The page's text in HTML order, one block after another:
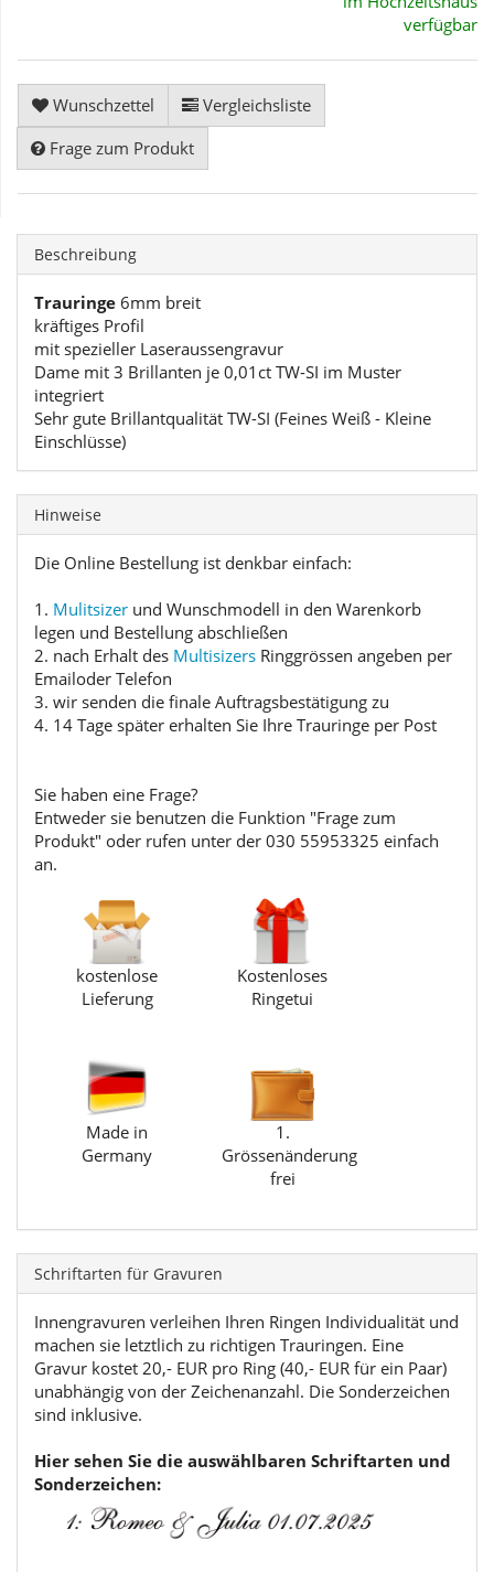
verfügbar
Wunschzettel
Vergleichsliste
Frage zum Produkt
Beschreibung
Trauringe 6mm breit
kräftiges Profil
mit spezieller Laseraussengravur
Dame mit 3 Brillanten je 0,01ct TW-SI im Muster
integriert
Sehr gute Brillantqualität TW-SI (Feines Weiß - Kleine
Einschlüsse)
Hinweise
Die Online Bestellung ist denkbar einfach:
1. Mulitsizer und Wunschmodell in den Warenkorb
legen und Bestellung abschließen
2. nach Erhalt des Multisizers Ringgrössen angeben per
Emailoder Telefon
3. wir senden die finale Auftragsbestätigung zu
4. 14 Tage später erhalten Sie Ihre Trauringe per Post
Sie haben eine Frage?
Entweder sie benutzen die Funktion "Frage zum
Produkt" oder rufen unter der 030 55953325 einfach
an.
kostenlose
Lieferung
Kostenloses
Ringetui
Made in
Germany
1.
Grössenänderung
frei
Schriftarten für Gravuren
Innengravuren verleihen Ihren Ringen Individualität und
machen sie letztlich zu richtigen Trauringen. Eine
Gravur kostet 20,- EUR pro Ring (40,- EUR für ein Paar)
unabhängig von der Zeichenanzahl. Die Sonderzeichen
sind inklusive.
Hier sehen Sie die auswählbaren Schriftarten und
Sonderzeichen: